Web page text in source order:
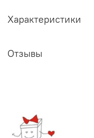
Характеристики
Отзывы